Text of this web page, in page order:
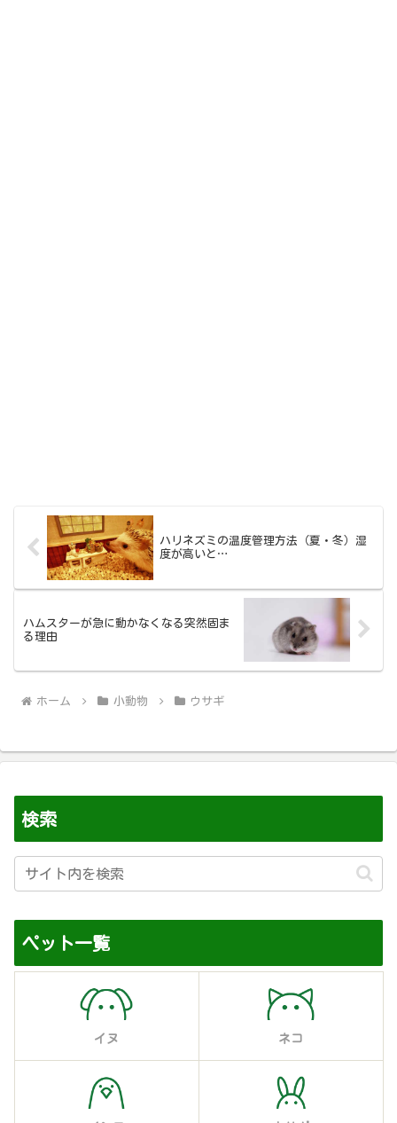
ハリネズミの温度管理方法（夏・冬）湿
度が高いと…
ハムスターが急に動かなくなる突然固ま
る理由
ホーム 小動物 ウサギ
検索
ペット一覧
イヌ ネコ